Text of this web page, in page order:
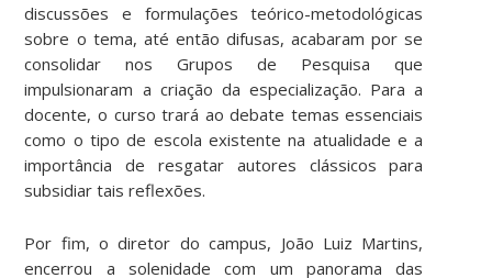
discussões e formulações teórico-metodológicas
sobre o tema, até então difusas, acabaram por se
consolidar nos Grupos de Pesquisa que
impulsionaram a criação da especialização. Para a
docente, o curso trará ao debate temas essenciais
como o tipo de escola existente na atualidade e a
importância de resgatar autores clássicos para
subsidiar tais reflexões.
Por fim, o diretor do campus, João Luiz Martins,
encerrou a solenidade com um panorama das